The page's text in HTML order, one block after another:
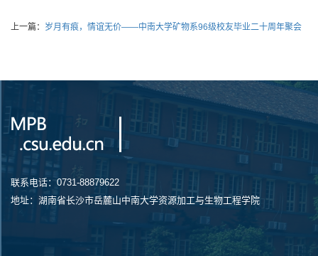
上一篇： 岁月有痕，情谊无价——中南大学矿物系96级校友毕业二十周年聚会
联系电话：0731-88879622
地址：湖南省长沙市岳麓山中南大学资源加工与生物工程学院